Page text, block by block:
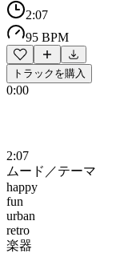
2:07
95 BPM
トラックを購入
0:00
2:07
ムード／テーマ
happy
fun
urban
retro
楽器